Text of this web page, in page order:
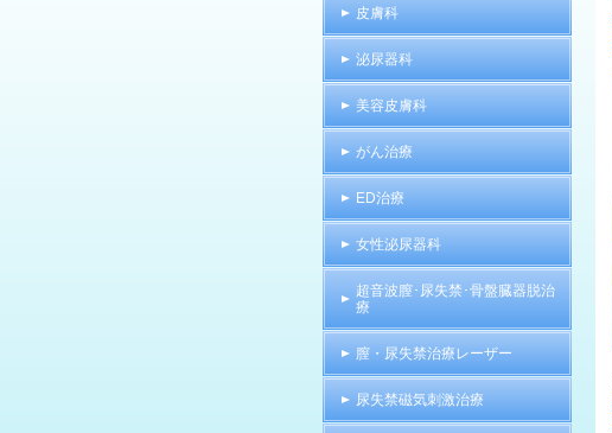
皮膚科
泌尿器科
美容皮膚科
がん治療
ED治療
女性泌尿器科
超音波膣･尿失禁･骨盤臓器脱治
療
膣・尿失禁治療レーザー
尿失禁磁気刺激治療